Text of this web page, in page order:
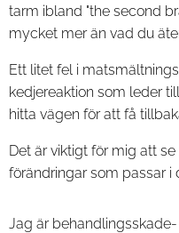
tarm ibland "the second
mycket mer än vad du
Ett litet fel i
kedjereaktion som leder
hitta vägen för att få
Det är viktigt för mig att
förändringar som passar i
Jag är